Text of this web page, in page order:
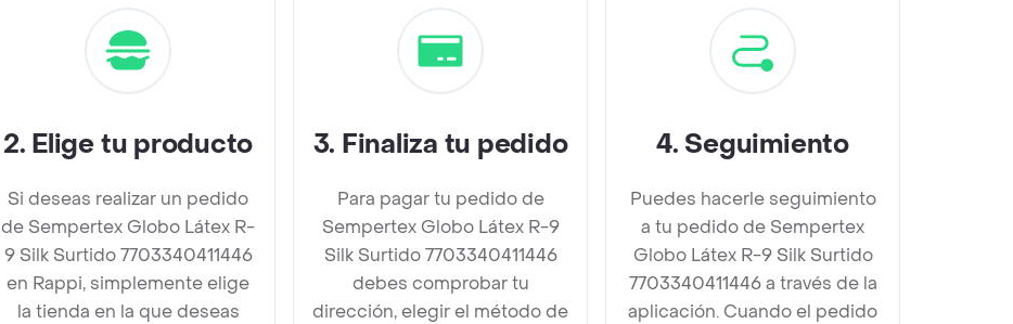
2. Elige tu producto
Si deseas realizar un pedido
de Sempertex Globo Látex R-
9 Silk Surtido 7703340411446
en Rappi, simplemente elige
la tienda en la que deseas
3. Finaliza tu pedido
Para pagar tu pedido de
Sempertex Globo Látex R-9
Silk Surtido 7703340411446
debes comprobar tu
dirección, elegir el método de
4. Seguimiento
Puedes hacerle seguimiento
a tu pedido de Sempertex
Globo Látex R-9 Silk Surtido
7703340411446 a través de la
aplicación. Cuando el pedido